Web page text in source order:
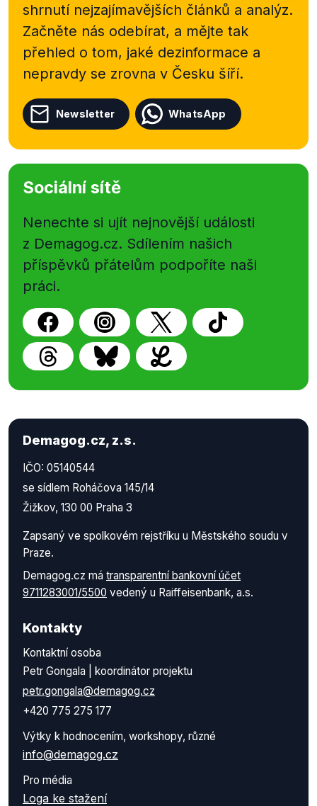
shrnutí nejzajímavějších článků a analýz.
Začněte nás odebírat, a mějte tak
přehled o tom, jaké dezinformace a
nepravdy se zrovna v Česku šíří.
Newsletter WhatsApp
Sociální sítě
Nenechte si ujít nejnovější události
z Demagog.cz. Sdílením našich
příspěvků přátelům podpoříte naši
práci.
Demagog.cz, z.s.
IČO: 05140544
se sídlem Roháčova 145/14
Žižkov, 130 00 Praha 3
Zapsaný ve spolkovém rejstříku u Městského soudu v
Praze.
Demagog.cz má transparentní bankovní účet
9711283001/5500 vedený u Raiffeisenbank, a.s.
Kontakty
Kontaktní osoba
Petr Gongala | koordinátor projektu
petr.gongala@demagog.cz
+420 775 275 177
Výtky k hodnocením, workshopy, různé
info@demagog.cz
Pro média
Loga ke stažení